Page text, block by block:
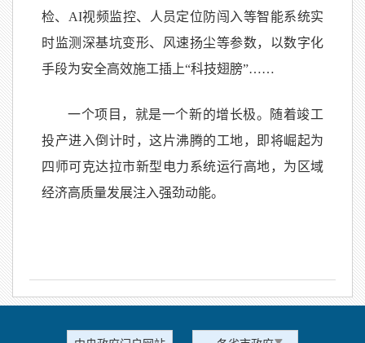
检、AI视频监控、人员定位防闯入等智能系统实
时监测深基坑变形、风速扬尘等参数，以数字化
手段为安全高效施工插上“科技翅膀”……
一个项目，就是一个新的增长极。随着竣工
投产进入倒计时，这片沸腾的工地，即将崛起为
四师可克达拉市新型电力系统运行高地，为区域
经济高质量发展注入强劲动能。